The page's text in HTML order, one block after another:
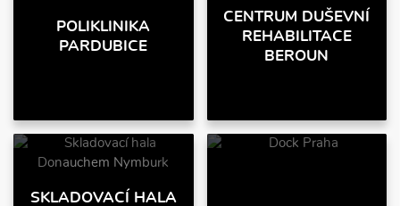
POLIKLINIKA
PARDUBICE
CENTRUM DUŠEVNÍ
REHABILITACE
BEROUN
SKLADOVACÍ HALA